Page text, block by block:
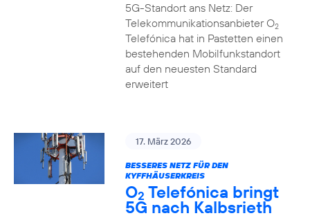
5G-Standort ans Netz: Der
Telekommunikationsanbieter O2
Telefónica hat in Pastetten einen
bestehenden Mobilfunkstandort
auf den neuesten Standard
erweitert
17. März 2026
BESSERES NETZ FÜR DEN
KYFFHÄUSERKREIS
O2 Telefónica bringt
5G nach Kalbsrieth